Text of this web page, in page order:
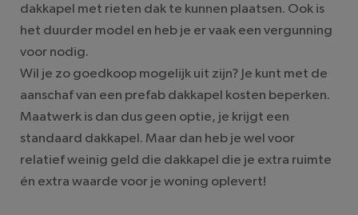
dakkapel met rieten dak te kunnen plaatsen. Ook is
het duurder model en heb je er vaak een vergunning
voor nodig.
Wil je zo goedkoop mogelijk uit zijn? Je kunt met de
aanschaf van een prefab dakkapel kosten beperken.
Maatwerk is dan dus geen optie, je krijgt een
standaard dakkapel. Maar dan heb je wel voor
relatief weinig geld die dakkapel die je extra ruimte
én extra waarde voor je woning oplevert!